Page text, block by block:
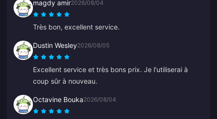
magdy amir2026/08/04
Très bon, excellent service.
Dustin Wesley2026/08/05
Excellent service et très bons prix. Je l'utiliserai à
coup sûr à nouveau.
Octavine Bouka2026/08/04